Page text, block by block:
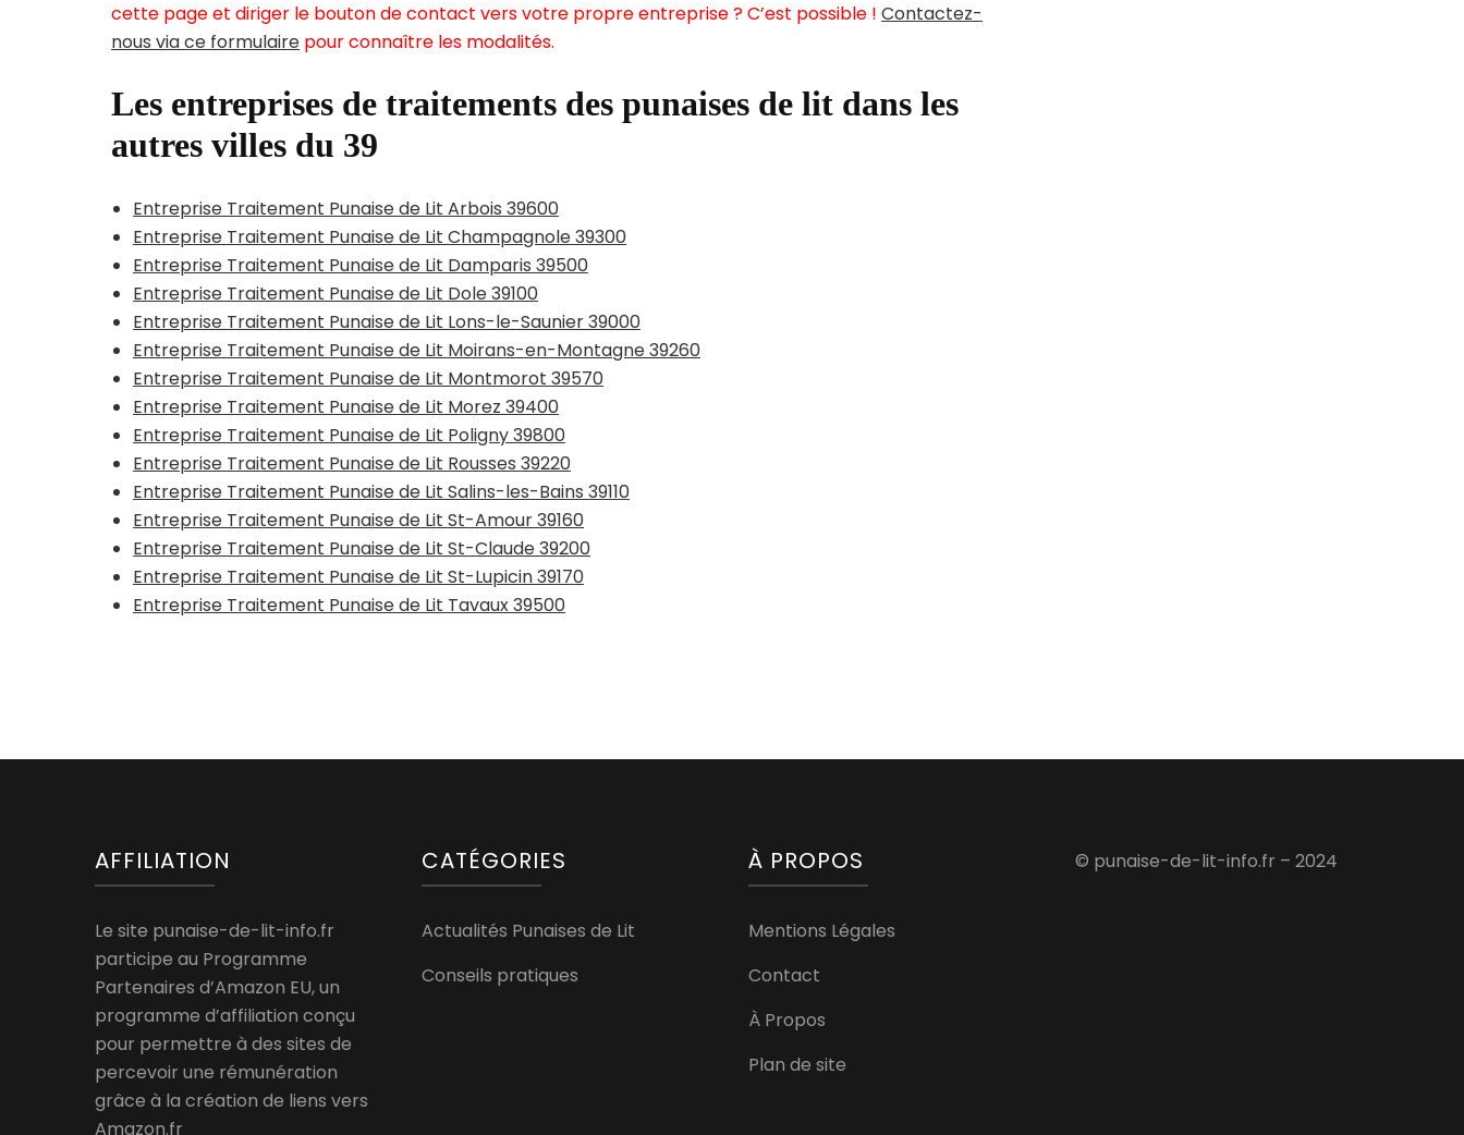
cette page et diriger le bouton de contact vers votre propre entreprise ? C’est possible ! Contactez-
nous via ce formulaire pour connaître les modalités.
Les entreprises de traitements des punaises de lit dans les
autres villes du 39
Entreprise Traitement Punaise de Lit Arbois 39600
Entreprise Traitement Punaise de Lit Champagnole 39300
Entreprise Traitement Punaise de Lit Damparis 39500
Entreprise Traitement Punaise de Lit Dole 39100
Entreprise Traitement Punaise de Lit Lons-le-Saunier 39000
Entreprise Traitement Punaise de Lit Moirans-en-Montagne 39260
Entreprise Traitement Punaise de Lit Montmorot 39570
Entreprise Traitement Punaise de Lit Morez 39400
Entreprise Traitement Punaise de Lit Poligny 39800
Entreprise Traitement Punaise de Lit Rousses 39220
Entreprise Traitement Punaise de Lit Salins-les-Bains 39110
Entreprise Traitement Punaise de Lit St-Amour 39160
Entreprise Traitement Punaise de Lit St-Claude 39200
Entreprise Traitement Punaise de Lit St-Lupicin 39170
Entreprise Traitement Punaise de Lit Tavaux 39500
AFFILIATION
Le site punaise-de-lit-info.fr
participe au Programme
Partenaires d’Amazon EU, un
programme d’affiliation conçu
pour permettre à des sites de
percevoir une rémunération
grâce à la création de liens vers
Amazon.fr
CATÉGORIES
Actualités Punaises de Lit
Conseils pratiques
À PROPOS
Mentions Légales
Contact
À Propos
Plan de site
© punaise-de-lit-info.fr – 2024